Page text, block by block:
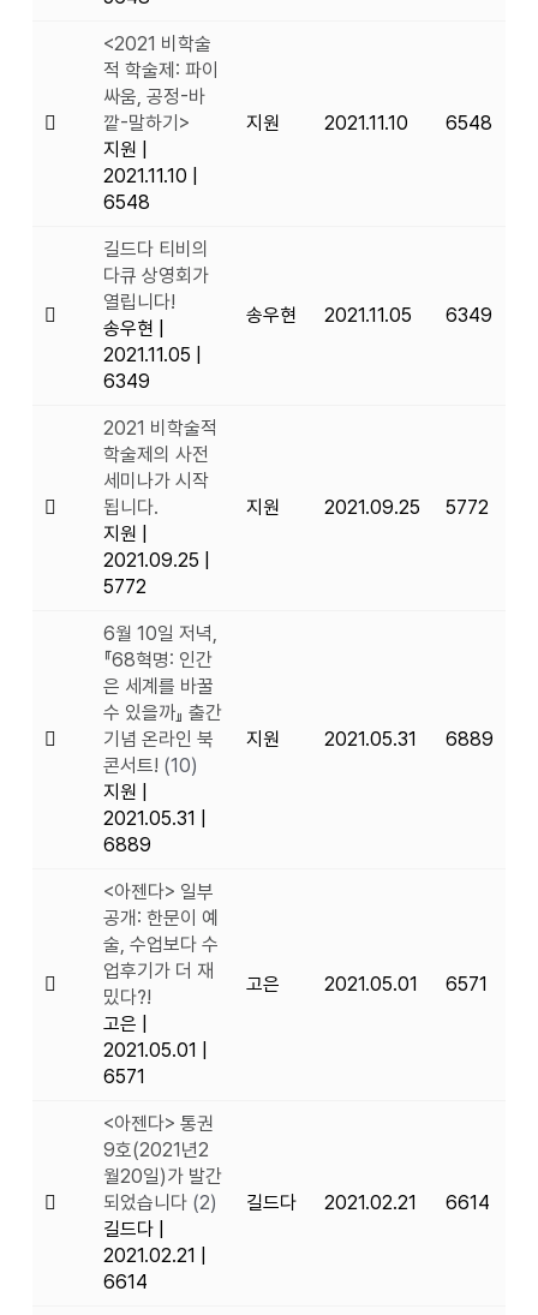
<2021 비학술
적 학술제: 파이
싸움, 공정-바
깥-말하기>
지원
2021.11.10
6548
지원 2021.11.10 6548
길드다 티비의
다큐 상영회가
열립니다!
송우현
2021.11.05
6349
송우현 2021.11.05 6349
2021 비학술적
학술제의 사전
세미나가 시작
됩니다.
지원
2021.09.25
5772
지원 2021.09.25 5772
6월 10일 저녁,
『68혁명: 인간
은 세계를 바꿀
수 있을까』 출간
기념 온라인 북
콘서트! (10)
지원
2021.05.31
6889
지원 2021.05.31 6889
<아젠다> 일부
공개: 한문이 예
술, 수업보다 수
업후기가 더 재
밌다?!
고은
2021.05.01
6571
고은 2021.05.01 6571
<아젠다> 통권
9호(2021년2
월20일)가 발간
되었습니다 (2)
길드다
2021.02.21
6614
길드다 2021.02.21 6614